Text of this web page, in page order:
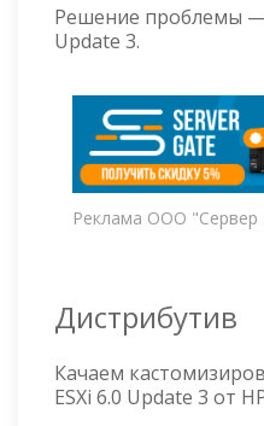
Решение проблемы —
Update 3.
Реклама ООО "Сервер
Дистрибутив
Качаем
ESXi 6.0 Update 3 от